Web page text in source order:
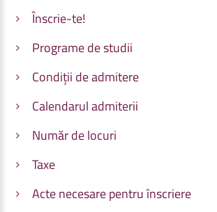
Înscrie-te!
Programe de studii
Condiții de admitere
Calendarul admiterii
Număr de locuri
Taxe
Acte necesare pentru înscriere